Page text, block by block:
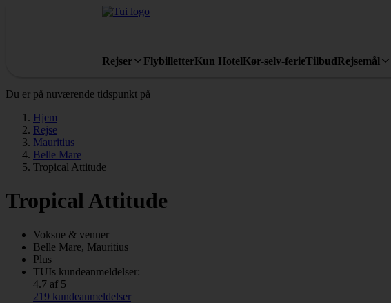
Rejser FlybilletterKun HotelKør-selv-ferieTilbudRejsemål
Du er på nuværende tidspunkt på
Hjem
Rejse
Mauritius
Belle Mare
Tropical Attitude
Tropical Attitude
Voksne & venner
Belle Mare, Mauritius
Plus
TUIs kundeanmeldelser:
4.7 af 5
219 kundeanmeldelser